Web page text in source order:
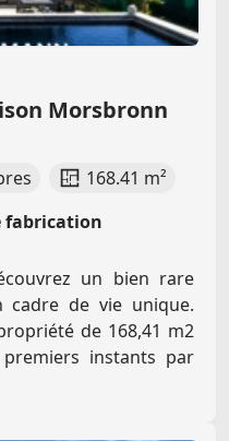
Morsbronn
168.41 m²
fabrication
un bien rare
de vie unique.
de 168,41 m2
instants par